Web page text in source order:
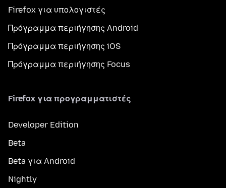
Firefox για υπολογιστές
Πρόγραμμα περιήγησης Android
Πρόγραμμα περιήγησης iOS
Πρόγραμμα περιήγησης Focus
Firefox για προγραμματιστές
Developer Edition
Beta
Beta για Android
Nightly